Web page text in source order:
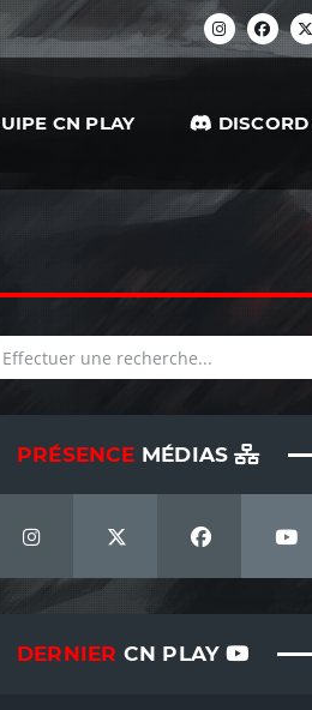
CN PLAY
PRÉSENCE MÉDIAS
DERNIER CN PLAY